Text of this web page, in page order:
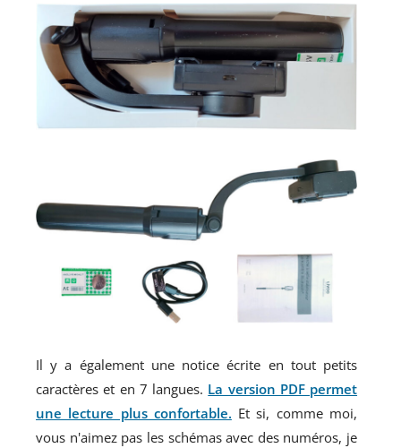
Il y a également une notice écrite en tout petits
caractères et en 7 langues. La version PDF permet
une lecture plus confortable. Et si, comme moi,
vous n'aimez pas les schémas avec des numéros, je